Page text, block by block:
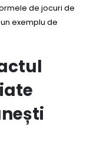
de jocuri de
exemplu de